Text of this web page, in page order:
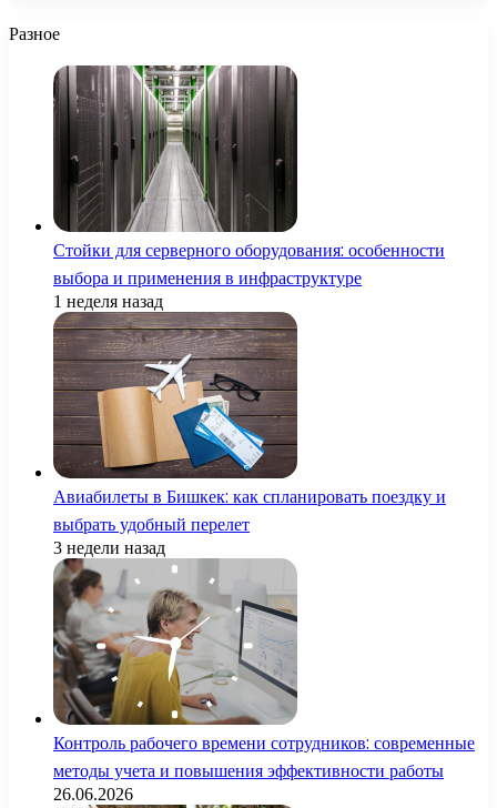
Разное
Стойки для серверного оборудования: особенности
выбора и применения в инфраструктуре
1 неделя назад
Авиабилеты в Бишкек: как спланировать поездку и
выбрать удобный перелет
3 недели назад
Контроль рабочего времени сотрудников: современные
методы учета и повышения эффективности работы
26.06.2026